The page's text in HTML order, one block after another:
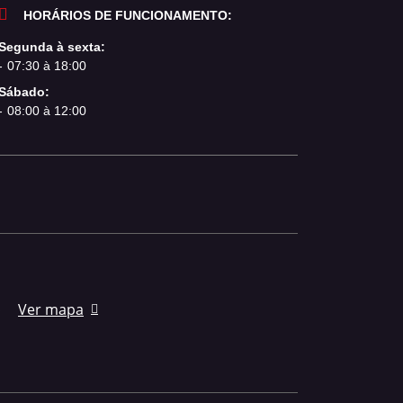
HORÁRIOS DE FUNCIONAMENTO:
à sexta:
07:30 à 18:00
08:00 à 12:00
Ver mapa